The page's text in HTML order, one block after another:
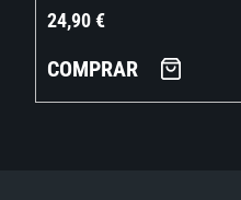
24,90€
COMPRAR